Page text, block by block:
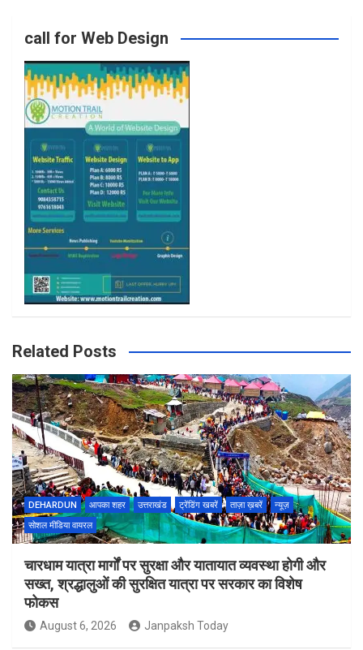
o
k
r
a
m
call for Web Design
Related Posts
DEHARDUN आपका शहर उत्तराखंड ट्रेंडिंग खबरें ताज़ा ख़बरें
न्यूज़
सोशल मीडिया वायरल
चारधाम यात्रा मार्गों पर सुरक्षा और यातायात व्यवस्था होगी और
सख्त, श्रद्धालुओं की सुरक्षित यात्रा पर सरकार का विशेष
फोकस
August 6, 2026 Janpaksh Today